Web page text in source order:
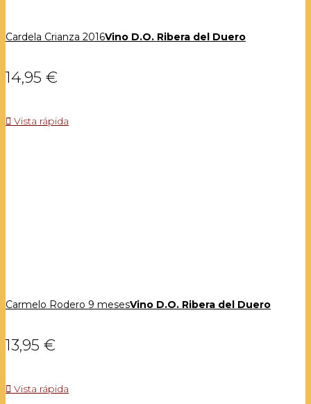
Cardela Crianza 2016Vino D.O. Ribera del Duero
14,95 €
 Vista rápida
Carmelo Rodero 9 mesesVino D.O. Ribera del Duero
13,95 €
 Vista rápida